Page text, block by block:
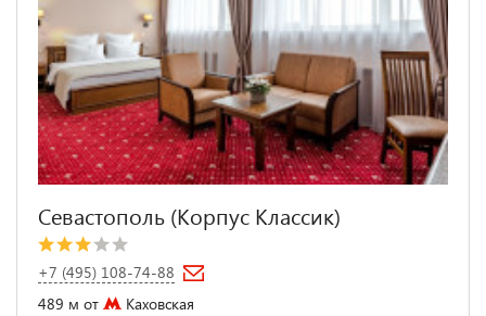
Севастополь (Корпус Классик)
+7 (495) 108-74-88
489 м от
Каховская